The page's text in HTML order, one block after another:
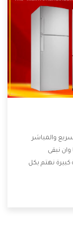
والمباشر
نبقى
نهتم بكل
تكون من أهم